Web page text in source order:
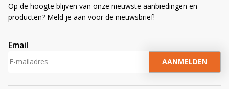
Op de hoogte blijven van onze nieuwste aanbiedingen en
producten? Meld je aan voor de nieuwsbrief!
Email
A
t